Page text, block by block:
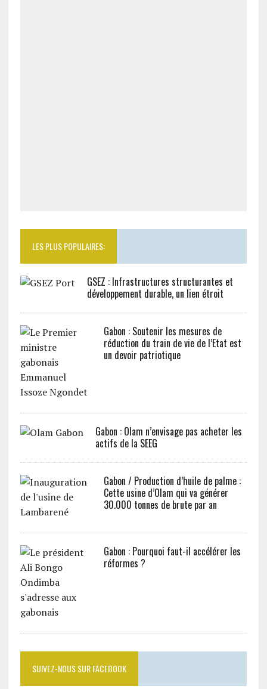
LES PLUS POPULAIRES:
GSEZ : Infrastructures structurantes et
développement durable, un lien étroit
Gabon : Soutenir les mesures de
réduction du train de vie de l’Etat est
un devoir patriotique
Gabon : Olam n’envisage pas acheter les
actifs de la SEEG
Gabon / Production d’huile de palme :
Cette usine d’Olam qui va générer
30.000 tonnes de brute par an
Gabon : Pourquoi faut-il accélérer les
réformes ?
SUIVEZ-NOUS SUR FACEBOOK